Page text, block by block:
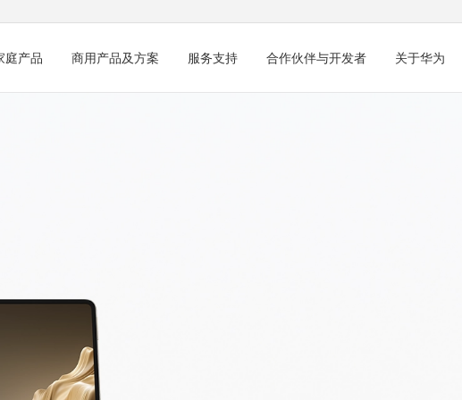
庭产品 商用产品及方案 服务支持 合作伙伴与开发者 关于华为